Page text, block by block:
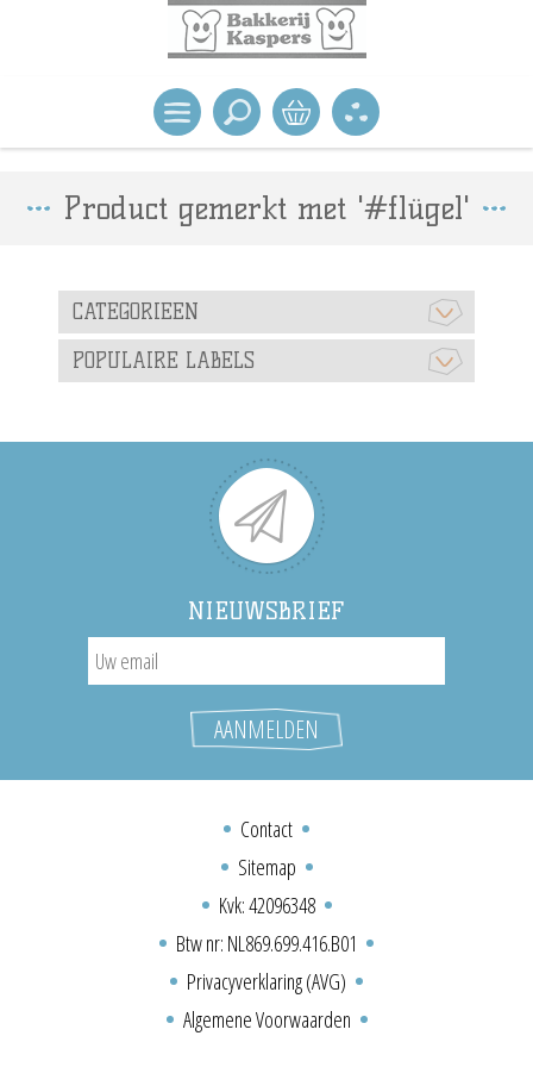
Product gemerkt met '#flügel'
CATEGORIEEN
POPULAIRE LABELS
NIEUWSBRIEF
Contact
Sitemap
Kvk: 42096348
Btw nr: NL869.699.416.B01
Privacyverklaring (AVG)
Algemene Voorwaarden